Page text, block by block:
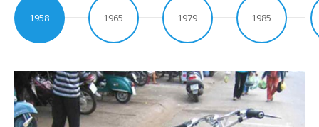
1958 1965 1979 1985